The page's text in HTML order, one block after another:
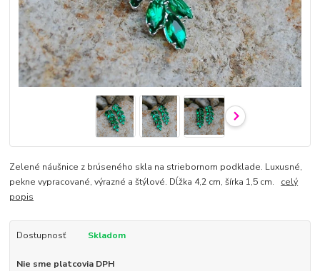
Zelené náušnice z brúseného skla na striebornom podklade. Luxusné,
pekne vypracované, výrazné a štýlové. Dĺžka 4,2 cm, šírka 1,5 cm. celý
popis
Dostupnosť Skladom
Nie sme platcovia DPH